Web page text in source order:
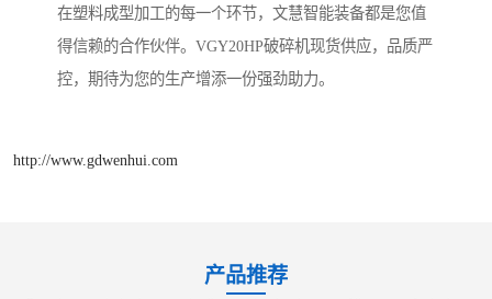
在塑料成型加工的每一个环节，文慧智能装备都是您值
得信赖的合作伙伴。VGY20HP破碎机现货供应，品质严
控，期待为您的生产增添一份强劲助力。
http://www.gdwenhui.com
产品推荐